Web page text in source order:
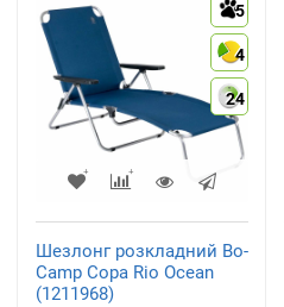
5
4
24
Шезлонг розкладний Bo-
Camp Copa Rio Ocean
(1211968)